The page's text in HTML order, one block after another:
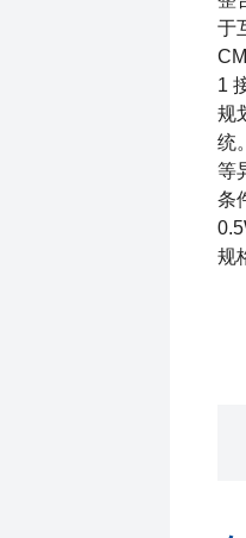
于
1
规
统
等
条
规